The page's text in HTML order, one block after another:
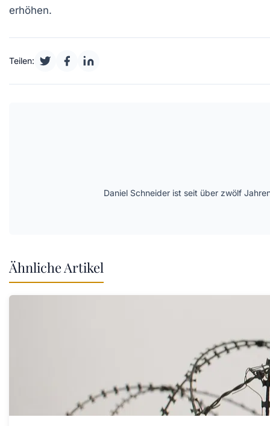
erhöhen.
Teilen:
Daniel Schneider ist seit über zwölf
Ähnliche Artikel